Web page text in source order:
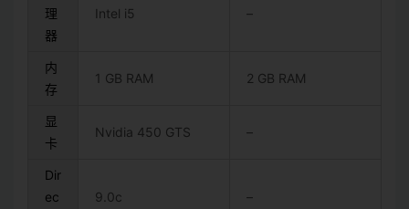
理
器
Intel i5 –
内
存
1 GB RAM 2 GB RAM
显
卡
Nvidia 450 GTS –
Dir
ec
9.0c –